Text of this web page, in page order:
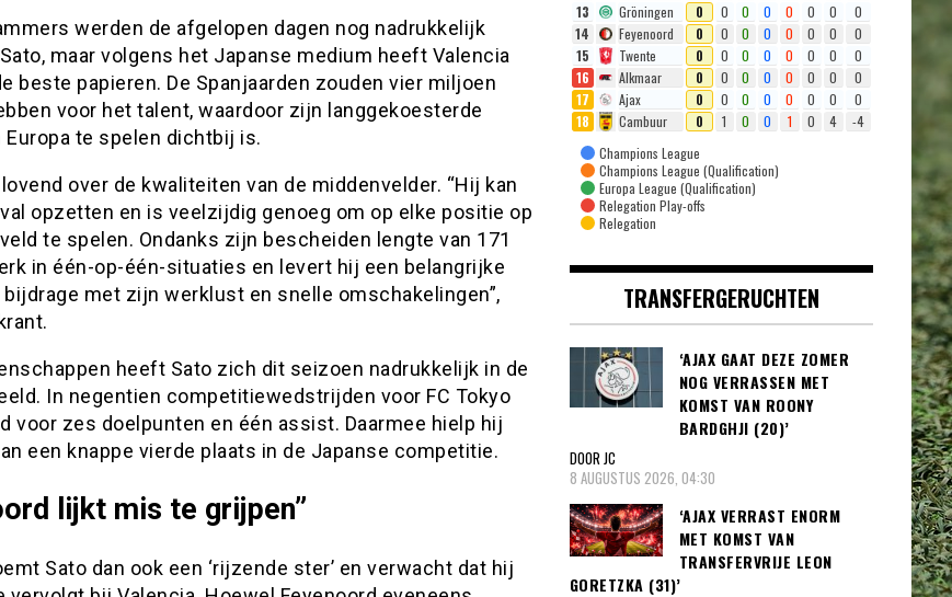
werden de afgelopen dagen nog nadrukkelijk
maar volgens het Japanse medium heeft Valencia
beste papieren. De Spanjaarden zouden vier miljoen
voor het talent, waardoor zijn langgekoesterde
Europa te spelen dichtbij is.
over de kwaliteiten van de middenvelder. “Hij kan
opzetten en is veelzijdig genoeg om op elke positie op
te spelen. Ondanks zijn bescheiden lengte van 171
in één-op-één-situaties en levert hij een belangrijke
met zijn werklust en snelle omschakelingen”,
heeft Sato zich dit seizoen nadrukkelijk in de
In negentien competitiewedstrijden voor FC Tokyo
voor zes doelpunten en één assist. Daarmee hielp hij
een knappe vierde plaats in de Japanse competitie.
lijkt mis te grijpen”
Sato dan ook een ‘rijzende ster’ en verwacht dat hij
13
Gröningen 0 0 0 0 0 0 0
0
14
Feyenoord 0 0 0 0 0 0 0
0
15
Twente 0 0 0 0 0 0 0
0
16
Alkmaar 0 0 0 0 0 0 0
0
17
Ajax 0 0 0 0 0 0 0
0
18
Cambuur 0 1 0 0 1 0 4
-4
Champions League
Champions League (Qualification)
Europa League (Qualification)
Relegation Play-offs
Relegation
TRANSFERGERUCHTEN
‘AJAX GAAT DEZE ZOMER
NOG VERRASSEN MET
KOMST VAN ROONY
BARDGHJI (20)’
DOOR JC
8 AUGUSTUS 2026, 04:30
‘AJAX VERRAST ENORM
MET KOMST VAN
TRANSFERVRIJE LEON
GORETZKA (31)’